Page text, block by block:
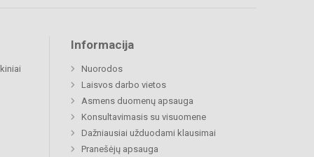
Informacija
Nuorodos
Laisvos darbo vietos
Asmens duomenų apsauga
Konsultavimasis su visuomene
Dažniausiai užduodami klausimai
Pranešėjų apsauga